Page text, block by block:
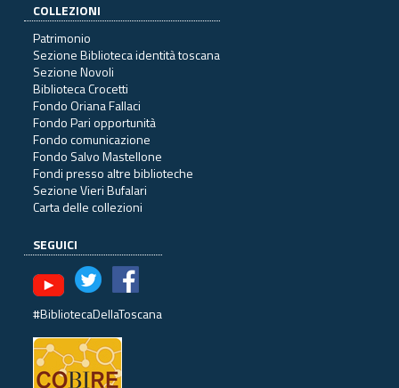
COLLEZIONI
Patrimonio
Sezione Biblioteca identità toscana
Sezione Novoli
Biblioteca Crocetti
Fondo Oriana Fallaci
Fondo Pari opportunità
Fondo comunicazione
Fondo Salvo Mastellone
Fondi presso altre biblioteche
Sezione Vieri Bufalari
Carta delle collezioni
SEGUICI
#BibliotecaDellaToscana